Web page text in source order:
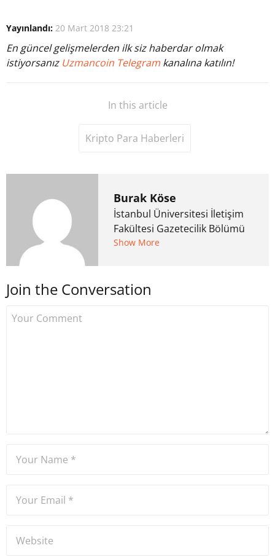
Yayınlandı: 20 Mart 2018 23:21
En güncel gelişmelerden ilk siz haberdar olmak
istiyorsanız Uzmancoin Telegram kanalına katılın!
In this article
Kripto Para Haberleri
Burak Köse
İstanbul Üniversitesi İletişim
Fakültesi Gazetecilik Bölümü
mezunu. 6 yıl ana akım
kurdu. 2017'nin Mayıs ayından
Show More
Join the Conversation